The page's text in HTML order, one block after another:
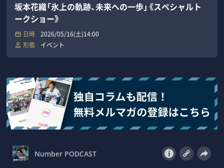
坂本花織「氷上の軌跡、未来への一歩」《スペシャルト
ークショー》
日時
2026/05/16(土)14:00
形態
イベント